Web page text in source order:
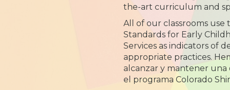
the-art curriculum and
All of our classrooms use
Standards for Early
Services as indicators of
appropriate practices.
alcanzar y mantener una
el programa Colorado